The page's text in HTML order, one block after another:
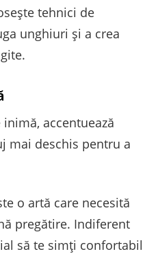
tehnici de
unghiuri și a crea
accentuează
mai deschis pentru a
o artă care necesită
pregătire. Indiferent
să te simți confortabil